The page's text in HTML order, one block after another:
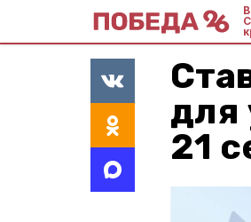
для
21